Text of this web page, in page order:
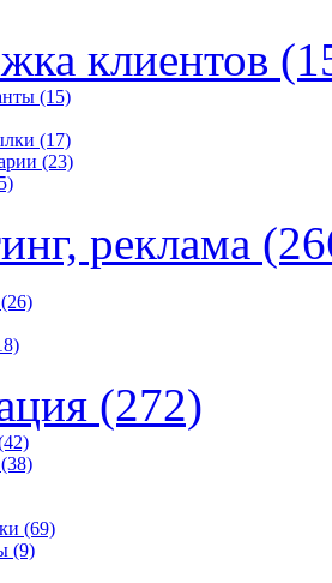
клиентов
(15)
(17)
(23)
реклама
(26)
(272)
(38)
(69)
(9)